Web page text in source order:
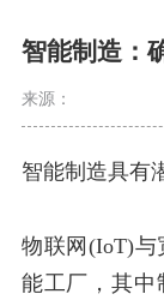
智能制造：
来源：
智能制造具有
物联网(IoT)
能工厂，其中